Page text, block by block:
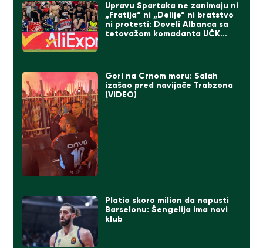
Upravu Spartaka ne zanimaju ni
„Fratija“ ni „Delije“ ni bratstvo
ni protesti: Doveli Albanca sa
tetovažom komadanta UČK
Gori na Crnom moru: Salah
izašao pred navijače Trabzona
(VIDEO)
Platio skoro milion da napusti
Barselonu: Šengelija ima novi
klub